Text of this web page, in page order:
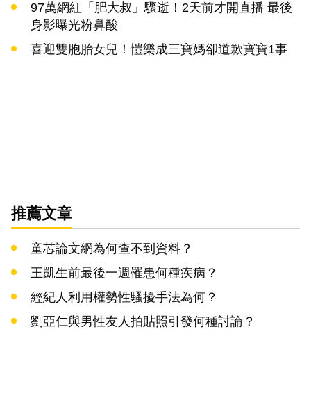
97萬網紅「肥大叔」驟逝！2天前才開直播 最後
身影曝光粉鼻酸
喜迎雙胞胎女兒！愷樂成三寶媽卻道歉寶寶1事
推薦文章
童芯論文網為何查不到資料？
王凱生前最後一週罹患何種疾病？
經紀人利用權勢性騷擾手法為何？
劉亞仁與男性友人拍貼照引發何種討論？